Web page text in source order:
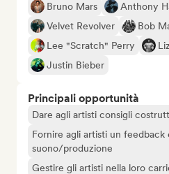
Bruno Mars Anthony
Velvet Revolver
Bob
Lee "Scratch" Perry
Justin Bieber
Principali opportunità
Dare agli artisti consigli
Fornire agli artisti un feedback
suono/produzione
Gestire gli artisti nella loro